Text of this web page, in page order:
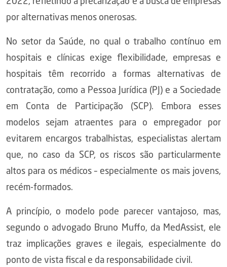
por alternativas menos onerosas.
No setor da Saúde, no qual o trabalho contínuo em
hospitais e clínicas exige flexibilidade, empresas e
hospitais têm recorrido a formas alternativas de
contratação, como a Pessoa Jurídica (PJ) e a Sociedade
em Conta de Participação (SCP). Embora esses
modelos sejam atraentes para o empregador por
evitarem encargos trabalhistas, especialistas alertam
que, no caso da SCP, os riscos são particularmente
altos para os médicos – especialmente os mais jovens,
recém-formados.
A princípio, o modelo pode parecer vantajoso, mas,
segundo o advogado Bruno Muffo, da MedAssist, ele
traz implicações graves e ilegais, especialmente do
ponto de vista fiscal e da responsabilidade civil.